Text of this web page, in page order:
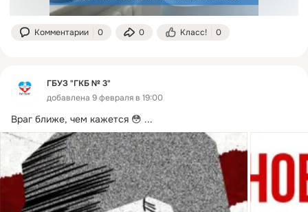
Комментарии 0 0 Класс! 0
ГБУЗ "ГКБ № 3"
добавлена 9 февраля в 19:00
Враг ближе, чем кажется 😳 ...